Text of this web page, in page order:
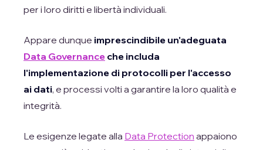
per i loro diritti e libertà individuali.
Appare dunque imprescindibile un'adeguata
Data Governance che includa
l'implementazione di protocolli per l'accesso
ai dati, e processi volti a garantire la loro qualità e
integrità.
Le esigenze legate alla Data Protection appaiono